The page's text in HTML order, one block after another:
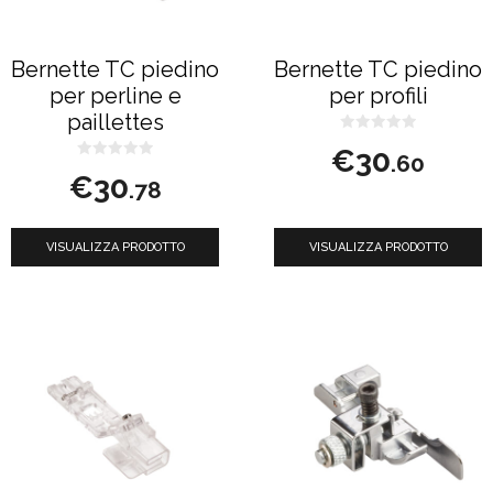
Bernette TC piedino
per perline e
paillettes
s
u
€30.78
VISUALIZZA PRODOTTO
Bernette TC piedino
per profili
s
u
€30.60
VISUALIZZA PRODOTTO